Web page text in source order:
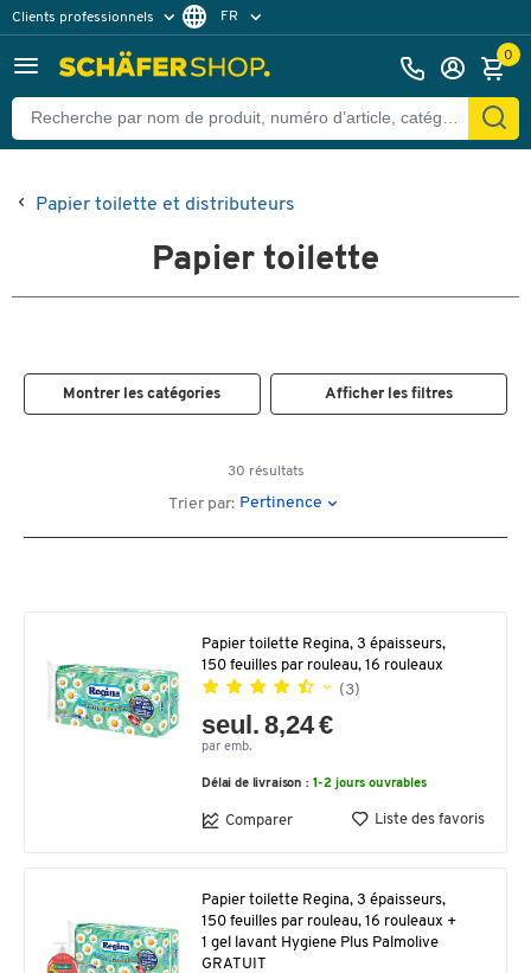
Clients professionnels
Clients particuliers
FR
0
Papier toilette et distributeurs
Papier toilette
Montrer les catégories Afficher les filtres
30 résultats
Trier par: Pertinence
Papier toilette Regina, 3 épaisseurs,
150 feuilles par rouleau, 16 rouleaux
(3)
seul. 8,24 €
par emb.
Délai de livraison : 1-2 jours ouvrables
Comparer Liste des favoris
Papier toilette Regina, 3 épaisseurs,
150 feuilles par rouleau, 16 rouleaux +
1 gel lavant Hygiene Plus Palmolive
GRATUIT